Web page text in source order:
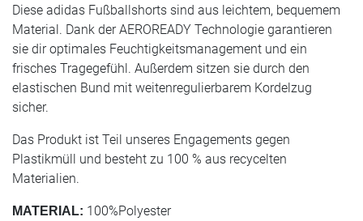
Diese adidas Fußballshorts sind aus leichtem, bequemem
Material. Dank der AEROREADY Technologie garantieren
sie dir optimales Feuchtigkeitsmanagement und ein
frisches Tragegefühl. Außerdem sitzen sie durch den
elastischen Bund mit weitenregulierbarem Kordelzug
sicher.
Das Produkt ist Teil unseres Engagements gegen
Plastikmüll und besteht zu 100 % aus recycelten
Materialien.
MATERIAL: 100%Polyester